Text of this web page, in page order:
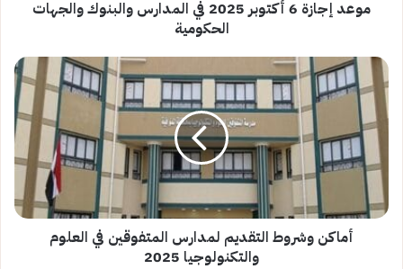
الحكومية
موعد إجازة 6 أكتوبر 2025 في المدارس والبنوك والجهات
الحكومية
أماكن
وشروط
التقديم
لمدارس
المتفوقين
في
العلوم
والتكنولوجيا
2025
أماكن وشروط التقديم لمدارس المتفوقين في العلوم
والتكنولوجيا 2025